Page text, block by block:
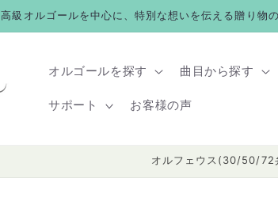
高級オルゴールを中心に、特別な想いを伝える贈り物
オルゴールを探す 曲目から探す
サポート お客様の声
オルフェウス(30/50/72